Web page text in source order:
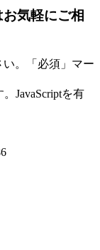
気軽にご相
。「必須」マー
JavaScriptを有